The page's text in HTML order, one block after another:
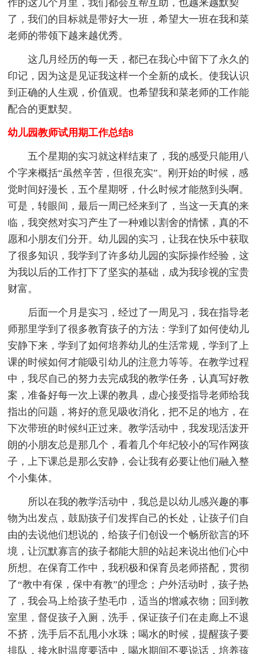
作的这几个月里，我们都会互帮互助，也越来越默契
了，我们的目标就是带好大一班，希望大一班在我和菜
老师的带领下越来越优秀。
这几月经历的每一天，都已在我心中留下了永久的
印记，因为这是见证我这样一个全新的成长。使我认识
到正确的人生观，价值观。也希望我和菜老师的工作能
配合的更默契。
幼儿园教师试用期工作总结8
五个星期的实习就这样结束了，我的感受只能用八
个字来概括“虽然辛苦，但很充实”。刚开始的时候，感
觉时间好漫长，五个星期呀，什么时候才能熬到头啊。
可是，转眼间，最后一周已经来到了，当这一天真的来
临，我突然对实习产生了一种难以割舍的情愫，真的不
愿和小朋友们分开。幼儿园的实习，让我在快乐中获取
了很多知识，我学到了许多幼儿园的实际操作经验，这
为我以后的工作打下了坚实的基础，成为我珍视的宝贵
财富。
后面一个月是实习，经过了一周见习，我在指导老
师那里学到了很多教育孩子的方法：学到了如何使幼儿
安静下来，学到了如何培养幼儿的生活常规，学到了上
课的时候如何才能吸引幼儿的注意力等等。在教学过程
中，我尽自己的努力去完成我的教学任务，认真写好教
案，准备好每一次上课的教具，虚心接受指导老师给我
指出的问题，将好的意见吸收消化，把不足的地方，在
下次带班的时候纠正过来。教学活动中，我发现活泼开
朗的小朋友总是那几个，看着几个年纪较小的写作网孩
子，上下课总是那么安静，会让我有必要让他们融入整
个小集体。
所以在我的教学活动中，我总是以幼儿感兴趣的事
物为出发点，鼓励孩子们发挥自己的长处，让孩子们自
由的去说他们想说的，给孩子们创设一个畅所欲言的环
境，让沉默寡言的孩子都能大胆的站起来说出他们心中
所想。在保育工作中，我积极和保育员老师搭配，贯彻
了“教中有保，保中有教”的理念；户外活动时，孩子热
了，我会马上给孩子垫毛巾，适当的增减衣物；回到教
室里，督促孩子入厕，洗手，保证孩子们在走廊上不退
不挤，洗手后不乱甩小水珠；喝水的时候，提醒孩子要
排队，接水时温度要适中，喝水期间不要说话，培养孩